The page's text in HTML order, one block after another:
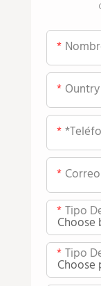
Ountry
Tipo
Tipo